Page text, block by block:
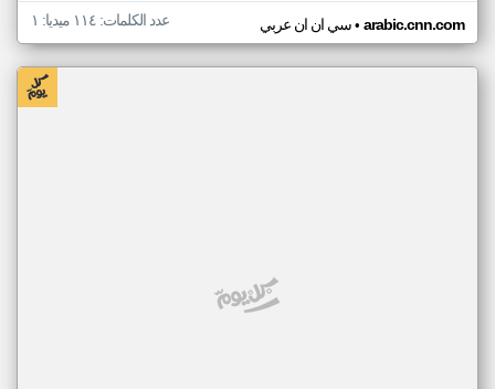
سي ان ان عربي• arabic.cnn.com عدد الكلمات: ١١٤ ميديا: ١